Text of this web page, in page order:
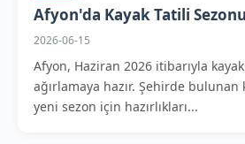
Afyon'da Kayak Tatili Sezonu
2026-06-15
Afyon, Haziran 2026 itibarıyla
ağırlamaya hazır. Şehirde bulunan
yeni sezon için hazırlıkları...